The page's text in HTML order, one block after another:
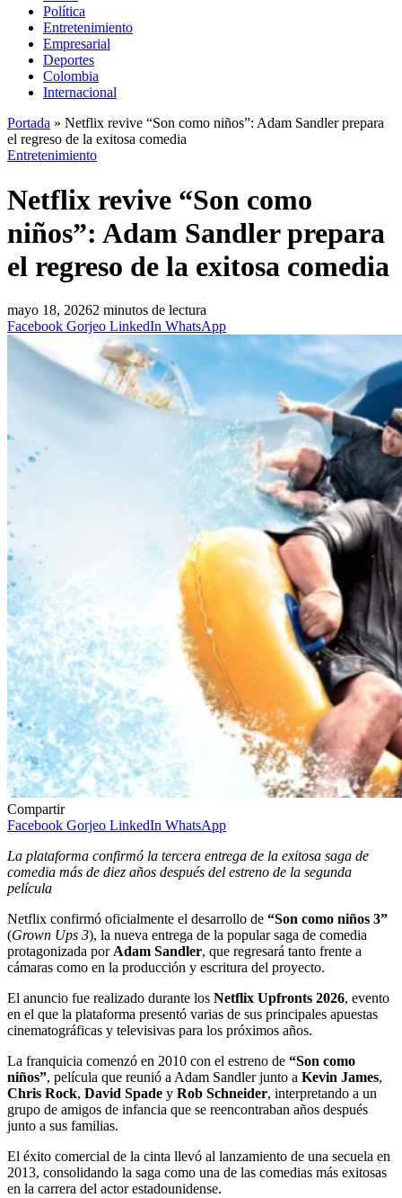
Política
Entretenimiento
Empresarial
Deportes
Colombia
Internacional
Portada » Netflix revive “Son como niños”: Adam Sandler prepara
el regreso de la exitosa comedia
Entretenimiento
Netflix revive “Son como
niños”: Adam Sandler prepara
el regreso de la exitosa comedia
mayo 18, 20262 minutos de lectura
Facebook Gorjeo LinkedIn WhatsApp
Compartir
Facebook Gorjeo LinkedIn WhatsApp
La plataforma confirmó la tercera entrega de la exitosa saga de
comedia más de diez años después del estreno de la segunda
película
Netflix confirmó oficialmente el desarrollo de “Son como niños 3”
(Grown Ups 3), la nueva entrega de la popular saga de comedia
protagonizada por Adam Sandler, que regresará tanto frente a
cámaras como en la producción y escritura del proyecto.
El anuncio fue realizado durante los Netflix Upfronts 2026, evento
en el que la plataforma presentó varias de sus principales apuestas
cinematográficas y televisivas para los próximos años.
La franquicia comenzó en 2010 con el estreno de “Son como
niños”, película que reunió a Adam Sandler junto a Kevin James,
Chris Rock, David Spade y Rob Schneider, interpretando a un
grupo de amigos de infancia que se reencontraban años después
junto a sus familias.
El éxito comercial de la cinta llevó al lanzamiento de una secuela en
2013, consolidando la saga como una de las comedias más exitosas
en la carrera del actor estadounidense.